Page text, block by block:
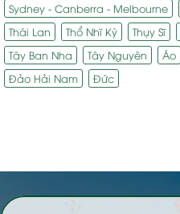
Sydney - Canberra - Melbourne
Thái Lan
Thổ Nhĩ Kỳ Thụy Sĩ
Tây Ban Nha
Tây Nguyên Áo
Đảo Hải Nam
Đức